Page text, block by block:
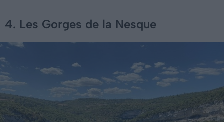
4. Les Gorges de la Nesque